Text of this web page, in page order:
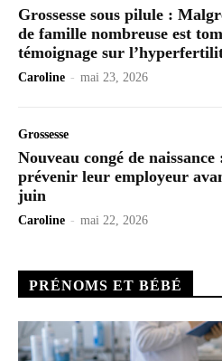
Grossesse sous pilule :
de famille nombreuse est
témoignage sur
Caroline - mai 23, 2026
Grossesse
Nouveau congé de
prévenir leur employeur
juin
Caroline - mai 22, 2026
PRÉNOMS ET BÉBÉ